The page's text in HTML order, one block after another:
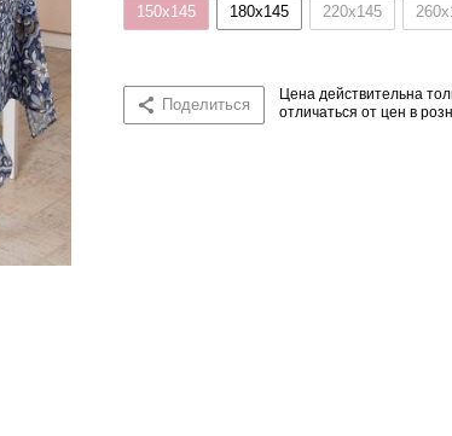
150x145 180x145 220x145
Поделиться
Цена действительна
отличаться от цен в